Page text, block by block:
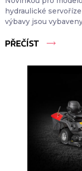
hydraulické
výbavy jsou
PŘEČÍST